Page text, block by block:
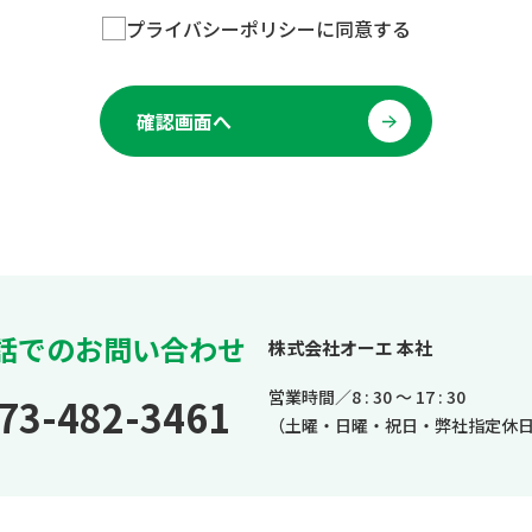
プライバシーポリシーに同意する
確認画面へ
でのお問い合わせ
482-3461
株式会社オーエ 本社
営業時間／8 : 30 ～ 17 : 30
（土曜・日曜・祝日・弊社指定休